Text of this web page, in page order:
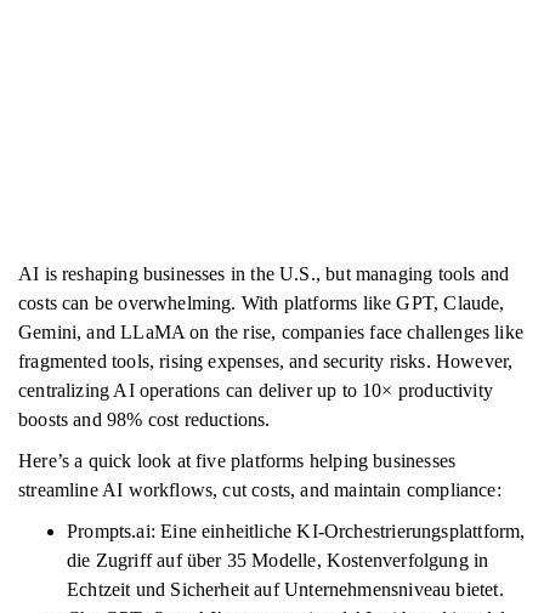
AI is reshaping businesses in the U.S., but managing tools and
costs can be overwhelming. With platforms like GPT, Claude,
Gemini, and LLaMA on the rise, companies face challenges like
fragmented tools, rising expenses, and security risks. However,
centralizing AI operations can deliver up to 10× productivity
boosts and 98% cost reductions.
Here’s a quick look at five platforms helping businesses
streamline AI workflows, cut costs, and maintain compliance:
Prompts.ai: Eine einheitliche KI-Orchestrierungsplattform,
die Zugriff auf über 35 Modelle, Kostenverfolgung in
Echtzeit und Sicherheit auf Unternehmensniveau bietet.